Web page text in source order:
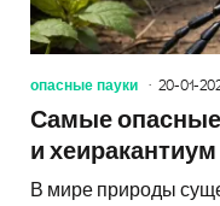
опасные пауки 20-01-
Самые опасные
и хеиракантиум
В мире природы